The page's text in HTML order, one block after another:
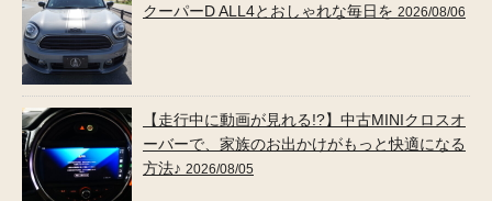
クーパーD ALL4とおしゃれな毎日を 2026/08/06
【走行中に動画が見れる!?】中古MINIクロスオ
ーバーで、家族のお出かけがもっと快適になる
方法♪ 2026/08/05